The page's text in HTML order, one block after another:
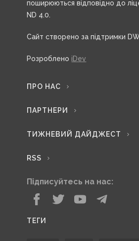
поширюються відповідно до
ND 4.0.
Сайт створено за підтримки
Розроблено iDev
ПРО НАС
ПАРТНЕРИ
ТИЖНЕВИЙ ДАЙДЖЕСТ
RSS
Підписуйтесь на нас:
ТЕГИ